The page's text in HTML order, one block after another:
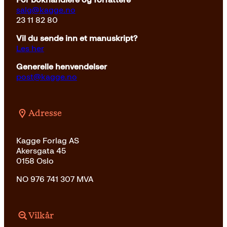
salg@kagge.no
23 11 82 80
Vil du sende inn et manuskript?
Les her
Generelle henvendelser
post@kagge.no
Adresse
Kagge Forlag AS
Akersgata 45
0158 Oslo
NO 976 741 307 MVA
Vilkår